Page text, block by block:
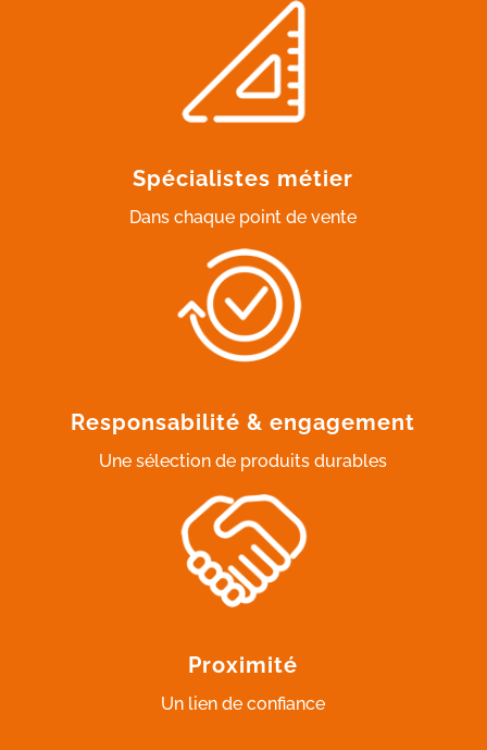
Spécialistes métier
Dans chaque point de vente
Responsabilité & engagement
Une sélection de produits durables
Proximité
Un lien de confiance